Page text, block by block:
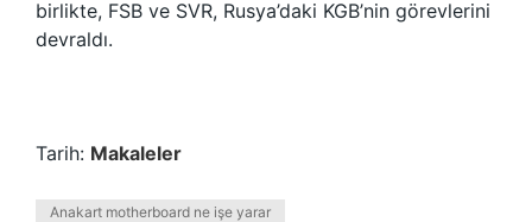
birlikte, FSB ve SVR, Rusya’daki KGB’nin görevlerini
devraldı.
Tarih: Makaleler
Anakart motherboard ne işe yarar